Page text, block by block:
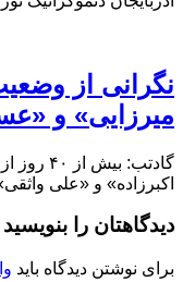
نگرانی از
میرزایی» و
گادتب:
اکبرزاده» و «علی
دیدگاهتان را بنویسید
برای نوشتن دیدگاه باید